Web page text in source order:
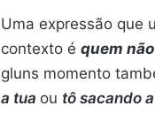
Uma expressão que
contexto é quem
gluns momento
a tua ou tô sacando